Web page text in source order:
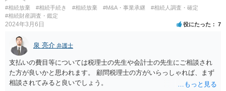
望に関する申出書」と共に提出することも考えられます。 ご質問：書
いた方が良い事と書かない方が良い事 回答： お姉さんが申立書の「申
立ての趣旨」のところに書いている遺産の分け方に対して意見があれ
ば、まずそれを書くとよいです。 次に「申立ての理由」のところに、
なぜ調停を申し立てたのか(例えば、あかささんと話合いが出来ない／
決裂した、など)や亡くなった方・あかささん・お姉さん間の事情やい
きさつなどが書かれていると思うので、あかささんから見てそれは違
うと感じるところは、どのように違うのか、など書くとよいです。 そ
の他、お姉さんの申立書には書かれていないけど、どのように遺産を
#相続放棄 #相続手続き #相続放棄 #M&A・事業承継
#相続人調査・確定
#相続財産調査・鑑定
2024年3月6日 役にたった 7
泉 亮介 弁護士
支払いの費目等については税理士の先生や会計士の先生にご相談され
た方が良いかと思われます。 顧問税理士の方がいらっしゃれば、まず
相談されてみると良いでしょう。